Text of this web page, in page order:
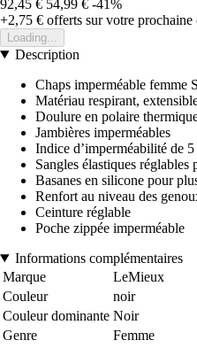
92,45 € 54,99 € -41%
+2,75 € offerts sur votre prochaine
Loading...
Description
Chaps imperméable femme
Matériau respirant,
Doulure en polaire
Jambières imperméables
Indice d’imperméabilité de
Sangles élastiques réglables
Basanes en silicone pour
Renfort au niveau des
Ceinture réglable
Poche zippée imperméable
Informations complémentaires
Marque
LeMieux
Couleur
noir
Couleur dominante Noir
Genre
Femme